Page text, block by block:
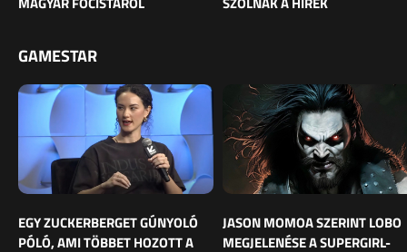
GAMESTAR
EGY ZUCKERBERGET GÚNYOLÓ
PÓLÓ, AMI TÖBBET HOZOTT A
JASON MOMOA SZERINT LOBO
MEGJELENÉSE A SUPERGIRL-